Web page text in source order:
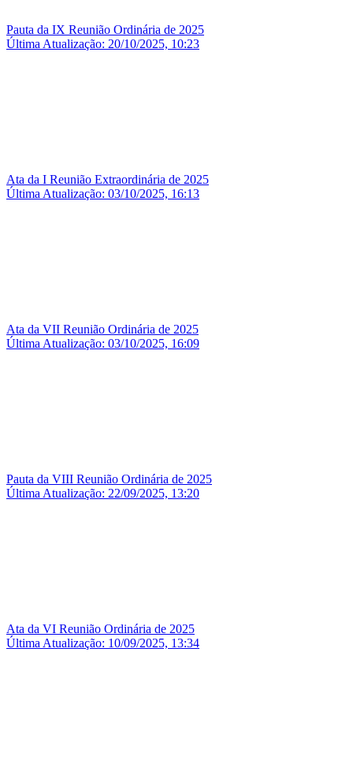
Pauta da IX Reunião Ordinária de 2025
Última Atualização: 20/10/2025, 10:23
Ata da I Reunião Extraordinária de 2025
Última Atualização: 03/10/2025, 16:13
Ata da VII Reunião Ordinária de 2025
Última Atualização: 03/10/2025, 16:09
Pauta da VIII Reunião Ordinária de 2025
Última Atualização: 22/09/2025, 13:20
Ata da VI Reunião Ordinária de 2025
Última Atualização: 10/09/2025, 13:34